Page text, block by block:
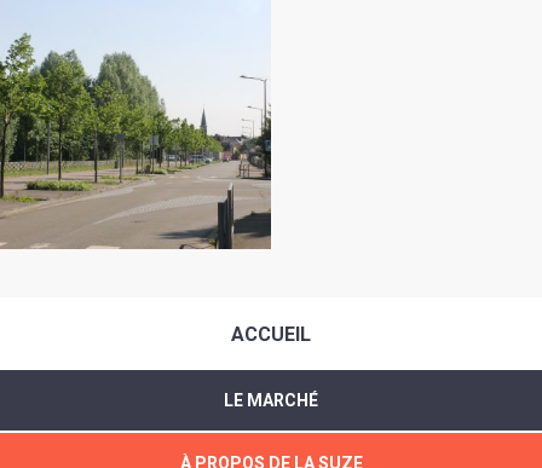
ACCUEIL
LE MARCHÉ
À PROPOS DE LA SUZE